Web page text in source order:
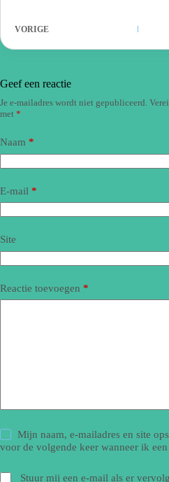
VORIGE
Geef een reactie
Je e-mailadres wordt niet gepubliceerd.
met *
Naam *
E-mail *
Site
Reactie toevoegen *
Mijn naam, e-mailadres en site
voor de volgende keer wanneer ik een
Stuur mij een e-mail als er